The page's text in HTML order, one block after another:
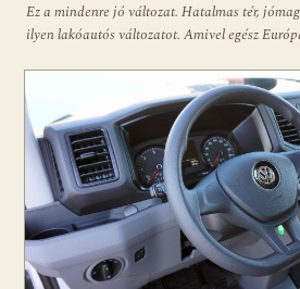
Ez a mindenre jó változat. Hatalmas tér,
ilyen lakóautós változatot. Amivel egész